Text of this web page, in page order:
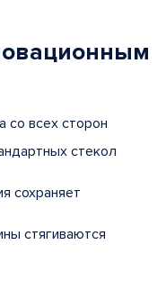
со всех сторон
стекол
сохраняет
стягиваются